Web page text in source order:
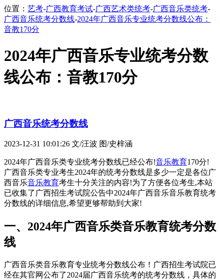
位置： 艺考-广西教育考试-广西艺术类统考-广西音乐类统考-
广西音乐统考分数线-2024年广西音乐专业统考分数线公布：
音教170分
2024年广西音乐专业统考分数
线公布：音教170分
广西音乐统考分数线
2023-12-31 10:01:26 文/汪波 图/史梓涵
2024年广西音乐类专业统考分数线已经公布!音乐教育170分!
广西音乐类专业考生2024年的统考分数线是多少一定是各位广
西音乐音乐教育考生十分关注的内容!为了方便各位考生,本站
已收集了广西招生考试院公告中2024年广西音乐音乐教育统考
分数线的详细信息,希望更够帮助到大家!
一、2024年广西音乐类音乐教育统考分数
线
广西音乐类音乐教育专业统考分数线公布！广西招生考试院已
经在其官网公布了2024届广西音乐统考的统考分数线，具体的